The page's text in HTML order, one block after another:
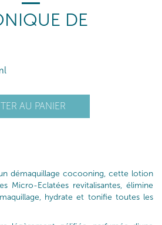
DE
AU PANIER
démaquillage cocooning, cette lotion
Micro-Eclatées revitalisantes, élimine
hydrate et tonifie toutes les